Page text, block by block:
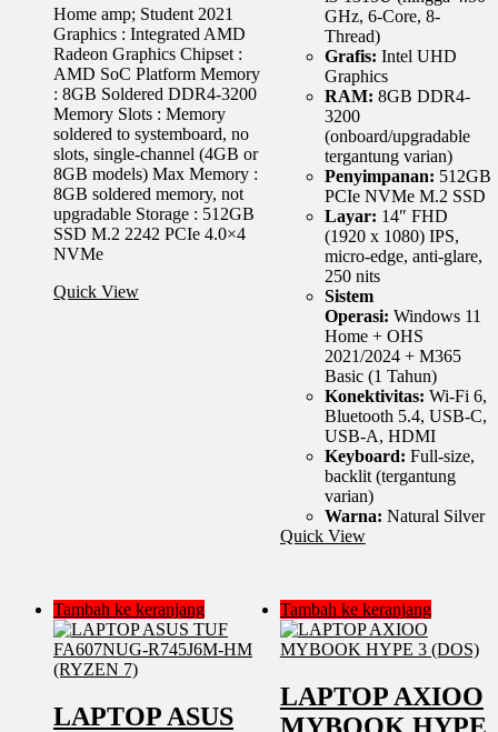
Home amp; Student 2021
Graphics : Integrated AMD
Radeon Graphics Chipset :
AMD SoC Platform Memory
: 8GB Soldered DDR4-3200
Memory Slots : Memory
soldered to systemboard, no
slots, single-channel (4GB or
8GB models) Max Memory :
8GB soldered memory, not
upgradable Storage : 512GB
SSD M.2 2242 PCIe 4.0×4
NVMe
Quick View
GHz, 6-Core, 8-
Thread)
Grafis: Intel UHD
Graphics
RAM: 8GB DDR4-
3200
(onboard/upgradable
tergantung varian)
Penyimpanan: 512GB
PCIe NVMe M.2 SSD
Layar: 14″ FHD
(1920 x 1080) IPS,
micro-edge, anti-glare,
250 nits
Sistem
Operasi: Windows 11
Home + OHS
2021/2024 + M365
Basic (1 Tahun)
Konektivitas: Wi-Fi 6,
Bluetooth 5.4, USB-C,
USB-A, HDMI
Keyboard: Full-size,
backlit (tergantung
varian)
Warna: Natural Silver
Quick View
Tambah ke keranjang
LAPTOP ASUS
Tambah ke keranjang
LAPTOP AXIOO
MYBOOK HYPE